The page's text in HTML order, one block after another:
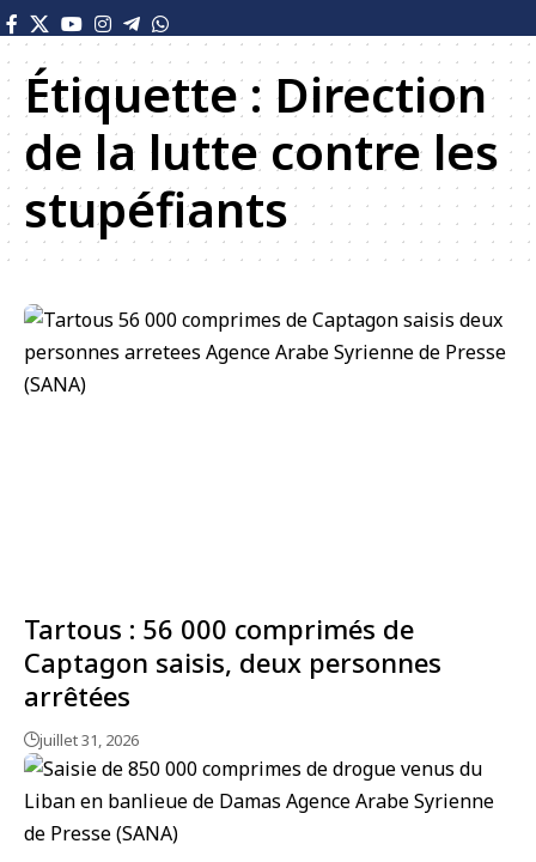
Étiquette : Direction
de la lutte contre les
stupéfiants
Tartous : 56 000 comprimés de
Captagon saisis, deux personnes
arrêtées
juillet 31, 2026